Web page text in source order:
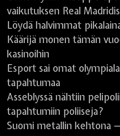
vaikutuksen Real
Löydä halvimmat
Käärijä monen tämän
kasinoihin
Esport sai omat
tapahtumaa
Asseblyssä nähtiin
tapahtumiin poliiseja?
Suomi metallin kehtona